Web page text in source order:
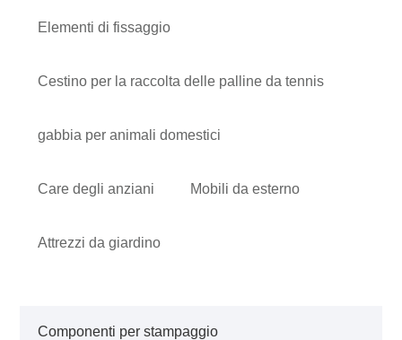
Elementi di fissaggio
Cestino per la raccolta delle palline da tennis
gabbia per animali domestici
Care degli anziani Mobili da esterno
Attrezzi da giardino
Componenti per stampaggio